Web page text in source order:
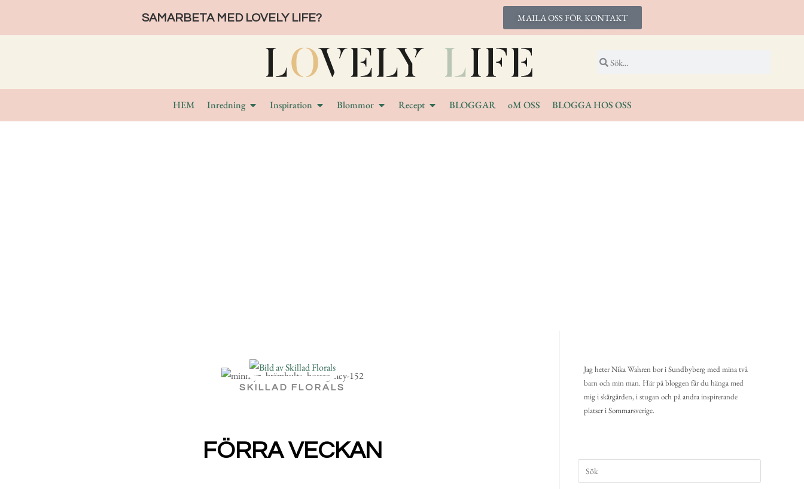
SAMARBETA MED LOVELY LIFE? MAILA OSS FÖR KONTAKT
HEM Inredning Inspiration Blommor Recept BLOGGAR oM OSS BLOGGA HOS OSS
SKILLAD FLORALS
FÖRRA VECKAN
Jag heter Nika Wahren bor i Sundbyberg med mina två
barn och min man. Här på bloggen får du hänga med
mig i skärgården, i stugan och på andra inspirerande
platser i Sommarsverige.